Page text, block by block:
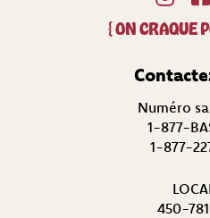
{ ON CRAQUE
Numéro
1-877-
1-877-
450-